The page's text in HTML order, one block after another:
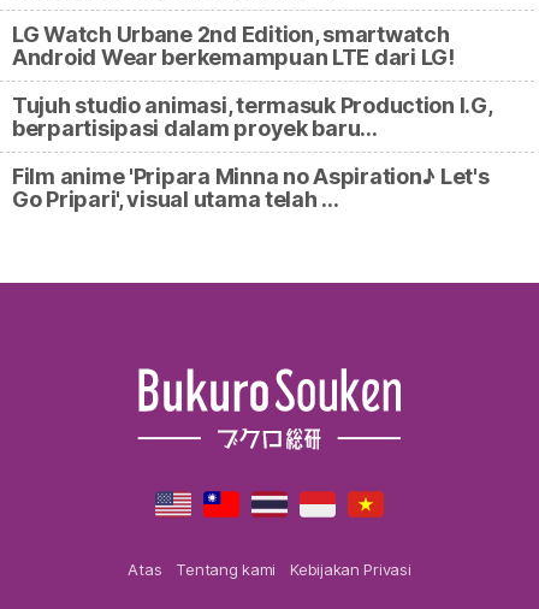
LG Watch Urbane 2nd Edition, smartwatch
Android Wear berkemampuan LTE dari LG!
Tujuh studio animasi, termasuk Production I.G,
berpartisipasi dalam proyek baru…
Film anime 'Pripara Minna no Aspiration♪ Let's
Go Pripari', visual utama telah …
Atas Tentang kami Kebijakan Privasi